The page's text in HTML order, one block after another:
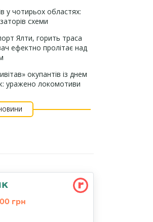
у чотирьох областях:
схеми
Ялти, горить траса
ефектно пролітає над
окупантів із днем
уражено локомотиви
грн